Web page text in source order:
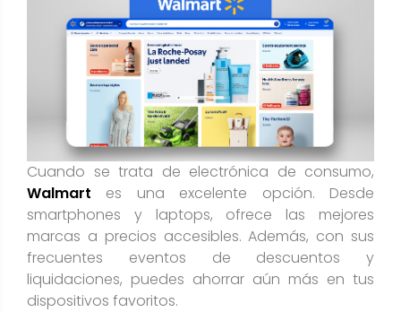
Cuando se trata de electrónica de consumo,
Walmart es una excelente opción. Desde
smartphones y laptops, ofrece las mejores
marcas a precios accesibles. Además, con sus
frecuentes eventos de descuentos y
liquidaciones, puedes ahorrar aún más en tus
dispositivos favoritos.